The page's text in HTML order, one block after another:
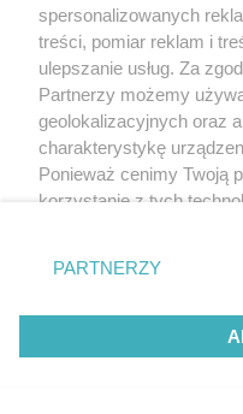
Żaden utwór zamieszczony w
rozpowszechniany lub dalej
tym także elektroniczny lub
wykorzystanie utworów w
spersonalizowanych
treści, pomiar reklam i
ulepszanie usług. Za
Partnerzy możemy
geolokalizacyjnych oraz
charakterystykę
Ponieważ cenimy Twoją
korzystanie z tych
zmienić/wycofać klikając
znajdujący się w lewym
rodzaje przetwarzania
użytkownika, ale masz
przetwarzaniu.
PARTNERZY